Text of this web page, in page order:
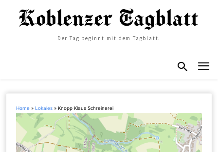
Der Tag beginnt mit dem Tagblatt.
Home »Lokales »Knopp Klaus Schreinerei